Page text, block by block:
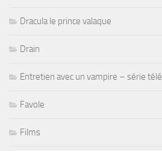
Dracula le prince valaque
Drain
Entretien avec un vampire – série télé
Favole
Films